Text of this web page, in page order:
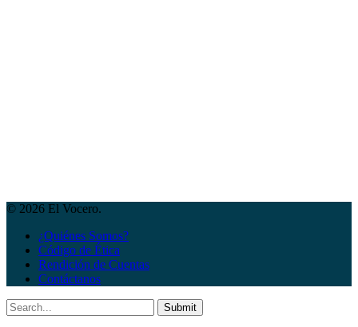
© 2026 El Vocero.
¿Quiénes Somos?
Código de Ética
Rendición de Cuentas
Contáctanos
Submit